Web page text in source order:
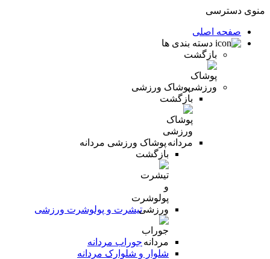
منوی دسترسی
صفحه اصلی
دسته بندی ها
بازگشت
پوشاک ورزشی
بازگشت
پوشاک ورزشی مردانه
بازگشت
تیشرت و پولوشرت ورزشی
جوراب مردانه
شلوار و شلوارک مردانه